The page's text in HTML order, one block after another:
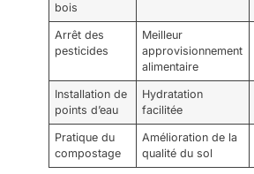
bois
Arrêt des
pesticides
Meilleur
approvisionnement
alimentaire
Installation de
points d’eau
Hydratation
facilitée
Pratique du
compostage
Amélioration de la
qualité du sol